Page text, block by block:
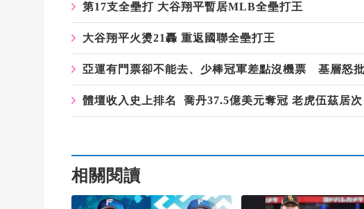
第17支全壘打 大谷翔平暫居MLB全壘打王
大谷翔平火燙21轟 重返國聯全壘打王
亞運有門票卻不能去、少棒冠軍差點沒機票 基層怒
體壇收入史上排名 喬丹37.5億美元奪冠 老虎伍茲居次
相關閱讀